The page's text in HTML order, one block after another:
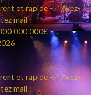
et rapide -✅ Avez-
mail :
000 000€ ✅.
et rapide -✅ Avez-
mail :